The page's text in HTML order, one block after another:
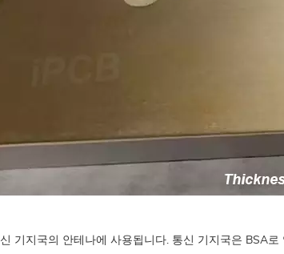
기지국의 안테나에 사용됩니다. 통신 기지국은 BSA